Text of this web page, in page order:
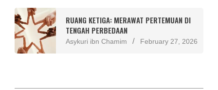
RUANG KETIGA: MERAWAT PERTEMUAN DI
TENGAH PERBEDAAN
Asykuri ibn Chamim February 27, 2026